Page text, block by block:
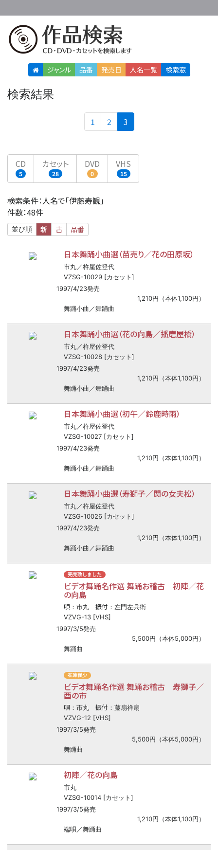
ジャンル 品番 発売日 人名一覧 検索窓
検索結果
1 2 3(current)
CD
5
カセット
28
DVD
0
VHS
15
検索条件：人名で「伊藤寿観」
件数：48件
並び順 新 古 品番
日本舞踊小曲選（苗売り／花の田原坂）
市丸／杵屋佐登代
VZSG-10029 [カセット]
1997/4/23発売
1,210円（本体1,100円）
舞踊小曲／舞踊曲
日本舞踊小曲選（花の向島／播磨屋橋）
市丸／杵屋佐登代
VZSG-10028 [カセット]
1997/4/23発売
1,210円（本体1,100円）
舞踊小曲／舞踊曲
日本舞踊小曲選（初午／鈴鹿時雨）
市丸／杵屋佐登代
VZSG-10027 [カセット]
1997/4/23発売
1,210円（本体1,100円）
舞踊小曲／舞踊曲
日本舞踊小曲選（寿獅子／関の女夫松）
市丸／杵屋佐登代
VZSG-10026 [カセット]
1997/4/23発売
1,210円（本体1,100円）
舞踊小曲／舞踊曲
完売致しました
ビデオ舞踊名作選 舞踊お稽古 初陣／花
の向島
唄 ：市丸 振付 ：左門左兵衛
VZVG-13 [VHS]
1997/3/5発売
5,500円（本体5,000円）
舞踊曲
在庫僅少
ビデオ舞踊名作選 舞踊お稽古 寿獅子／
酉の市
唄 ：市丸 振付 ：藤扇祥扇
VZVG-12 [VHS]
1997/3/5発売
5,500円（本体5,000円）
舞踊曲
初陣／花の向島
市丸
VZSG-10014 [カセット]
1997/3/5発売
1,210円（本体1,100円）
端唄／舞踊曲